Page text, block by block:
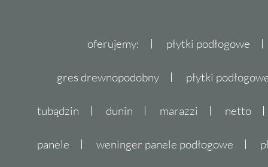
oferujemy: płytki podłogowe
gres drewnopodobny płytki
tubądzin dunin marazzi netto
panele weninger panele podłogowe